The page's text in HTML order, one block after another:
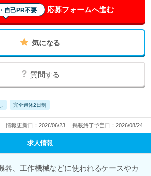
自己PR不要 応募フォームへ進む
気になる
質問する
完全週休2日制
情報更新日：2026/06/23 掲載終了予定日：2026/08/24
求人情報
器、工作機械などに使われるケースやカ